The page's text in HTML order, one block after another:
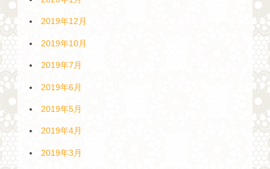
2019年12月
2019年10月
2019年7月
2019年6月
2019年5月
2019年4月
2019年3月